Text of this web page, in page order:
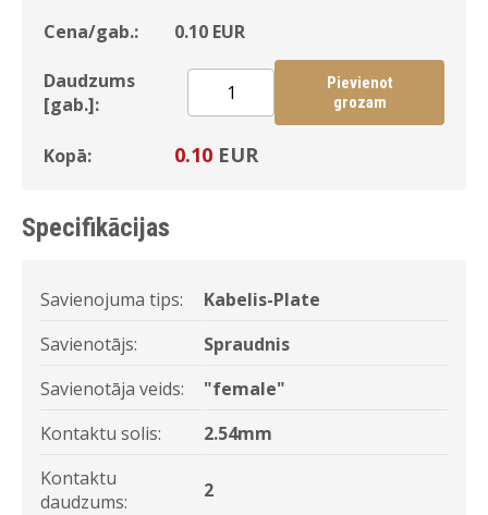
Cena/gab.: 0.10 EUR
Daudzums
[gab.]:
Pievienot
grozam
Kopā: 0.10 EUR
Specifikācijas
Savienojuma tips:
Kabelis-Plate
Savienotājs:
Spraudnis
Savienotāja veids:
"female"
Kontaktu solis:
2.54mm
Kontaktu
daudzums:
2